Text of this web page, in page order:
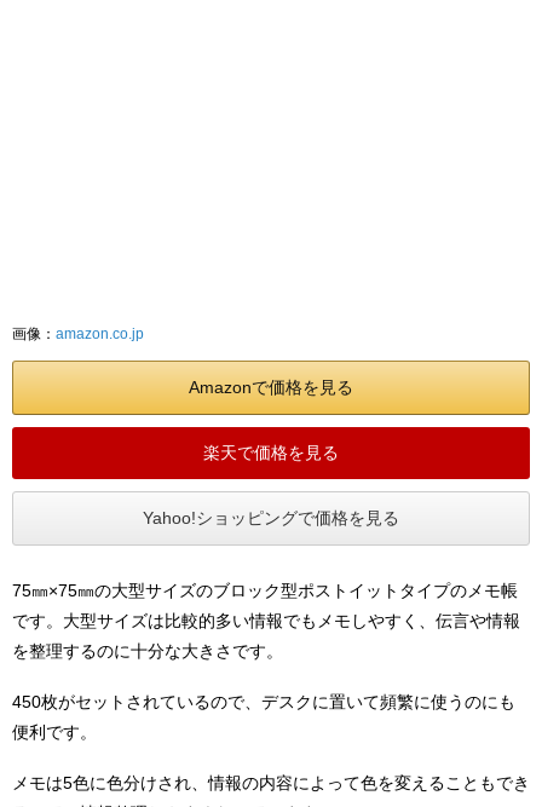
画像： amazon.co.jp
Amazonで価格を見る
楽天で価格を見る
Yahoo!ショッピングで価格を見る
75㎜×75㎜の大型サイズのブロック型ポストイットタイプのメモ帳
です。大型サイズは比較的多い情報でもメモしやすく、伝言や情報
を整理するのに十分な大きさです。
450枚がセットされているので、デスクに置いて頻繁に使うのにも
便利です。
メモは5色に色分けされ、情報の内容によって色を変えることもでき